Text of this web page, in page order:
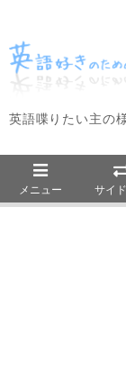
英語喋りたい主の
メニュー サイ